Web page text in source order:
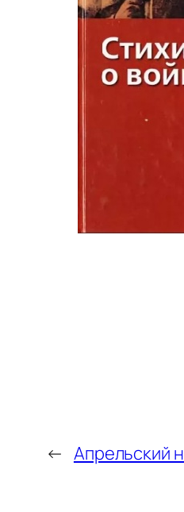
← Апрельский